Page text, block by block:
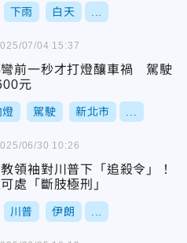
下雨 白天
彎前一秒才打燈釀車禍 駕駛
元
駕駛 新北市
07/04 15:37
領袖對川普下「追殺令」！
處「斷肢極刑」
川普 伊朗
06/30 10:26